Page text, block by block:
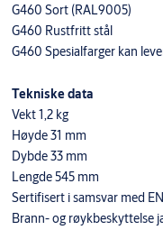
G460 Sort (RAL9005)
G460 Rustfritt stål
G460 Spesialfarger kan
Tekniske data
Vekt 1,2 kg
Høyde 31 mm
Dybde 33 mm
Lengde 545 mm
Sertifisert i samsvar med
Brann- og røykbeskyttelse